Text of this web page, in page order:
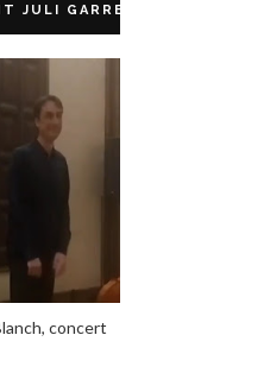
JULI GARRETA
concert